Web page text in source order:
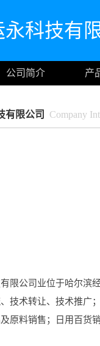
科技有
公司简介 产
有限公司
Company
限公司业位于哈尔滨
技术转让、技术推广
原料销售；日用百货